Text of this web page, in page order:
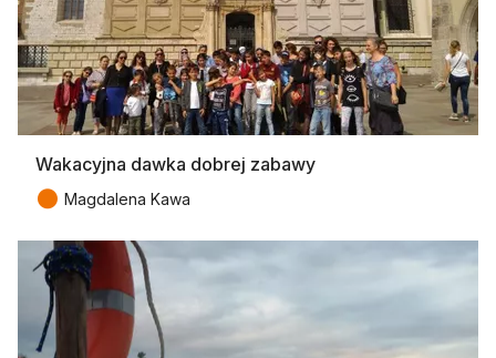
Wakacyjna dawka dobrej zabawy
● Magdalena Kawa